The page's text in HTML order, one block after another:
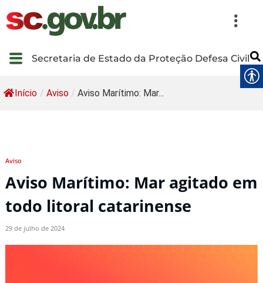
Secretaria de Estado da Proteção Defesa Civil
Início / Aviso / Aviso Marítimo: Mar...
Aviso
Aviso Marítimo: Mar agitado em
todo litoral catarinense
29 de julho de 2024